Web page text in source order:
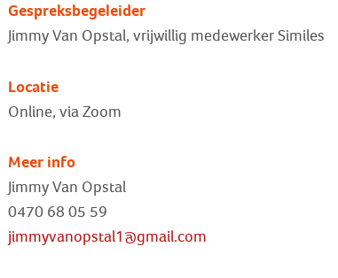
Gespreksbegeleider
Jimmy Van Opstal, vrijwillig medewerker Similes
Locatie
Online, via Zoom
Meer info
Jimmy Van Opstal
0470 68 05 59
jimmyvanopstal1@gmail.com